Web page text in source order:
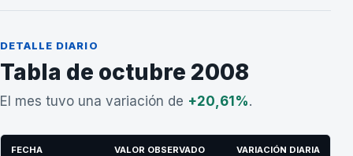
DETALLE DIARIO
Tabla de octubre 2008
El mes tuvo una variación de +20,61%.
FECHA VALOR OBSERVADO VARIACIÓN DIARIA